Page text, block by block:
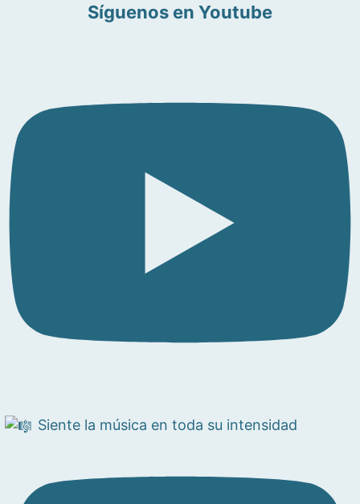
Síguenos en Youtube
Siente la música en toda su intensidad